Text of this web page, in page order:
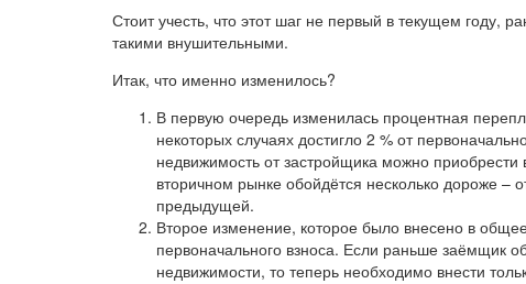
Стоит учесть, что этот шаг не первый в текущем году,
такими внушительными.
Итак, что именно изменилось?
В первую очередь изменилась процентная
некоторых случаях достигло 2 % от
недвижимость от застройщика можно
вторичном рынке обойдётся несколько дороже –
предыдущей.
Второе изменение, которое было внесено в
первоначального взноса. Если раньше заёмщик
недвижимости, то теперь необходимо внести